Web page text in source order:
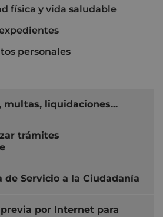
física y vida saludable
personales
multas, liquidaciones...
trámites
de Servicio a la Ciudadanía
por Internet para